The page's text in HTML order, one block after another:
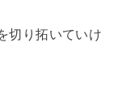
切り拓いていけ